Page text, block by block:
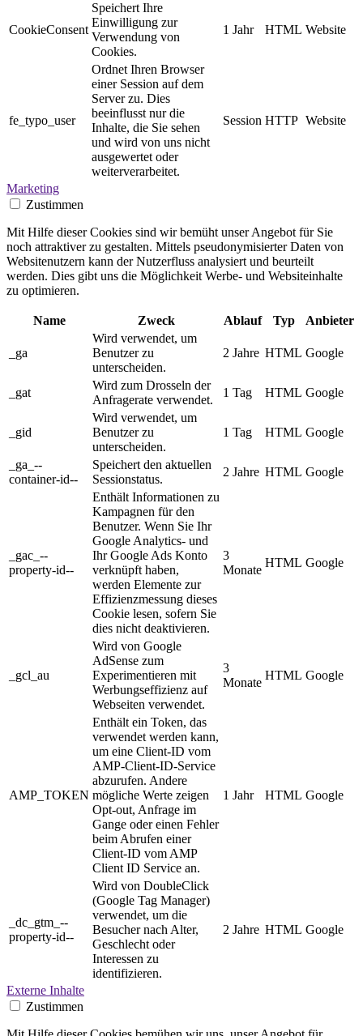
CookieConsent
Speichert Ihre
Einwilligung zur
Verwendung von
Cookies.
1 Jahr HTML Website
fe_typo_user
Ordnet Ihren Browser
einer Session auf dem
Server zu. Dies
beeinflusst nur die
Inhalte, die Sie sehen
und wird von uns nicht
ausgewertet oder
weiterverarbeitet.
Session HTTP Website
Marketing
Zustimmen
Mit Hilfe dieser Cookies sind wir bemüht unser Angebot für Sie
noch attraktiver zu gestalten. Mittels pseudonymisierter Daten von
Websitenutzern kann der Nutzerfluss analysiert und beurteilt
werden. Dies gibt uns die Möglichkeit Werbe- und Websiteinhalte
zu optimieren.
Name Zweck Ablauf Typ Anbieter
_ga
Wird verwendet, um
Benutzer zu
unterscheiden.
2 Jahre HTML Google
_gat
Wird zum Drosseln der
Anfragerate verwendet.
1 Tag HTML Google
_gid
Wird verwendet, um
Benutzer zu
unterscheiden.
1 Tag HTML Google
_ga_--
container-id--
Speichert den aktuellen
Sessionstatus.
2 Jahre HTML Google
_gac_--
property-id--
Enthält Informationen zu
Kampagnen für den
Benutzer. Wenn Sie Ihr
Google Analytics- und
Ihr Google Ads Konto
verknüpft haben,
werden Elemente zur
Effizienzmessung dieses
Cookie lesen, sofern Sie
dies nicht deaktivieren.
3
Monate
HTML Google
_gcl_au
Wird von Google
AdSense zum
Experimentieren mit
Werbungseffizienz auf
Webseiten verwendet.
3
Monate
HTML Google
AMP_TOKEN
Enthält ein Token, das
verwendet werden kann,
um eine Client-ID vom
AMP-Client-ID-Service
abzurufen. Andere
mögliche Werte zeigen
Opt-out, Anfrage im
Gange oder einen Fehler
beim Abrufen einer
Client-ID vom AMP
Client ID Service an.
1 Jahr HTML Google
_dc_gtm_--
property-id--
Wird von DoubleClick
(Google Tag Manager)
verwendet, um die
Besucher nach Alter,
Geschlecht oder
Interessen zu
identifizieren.
2 Jahre HTML Google
Externe Inhalte
Zustimmen